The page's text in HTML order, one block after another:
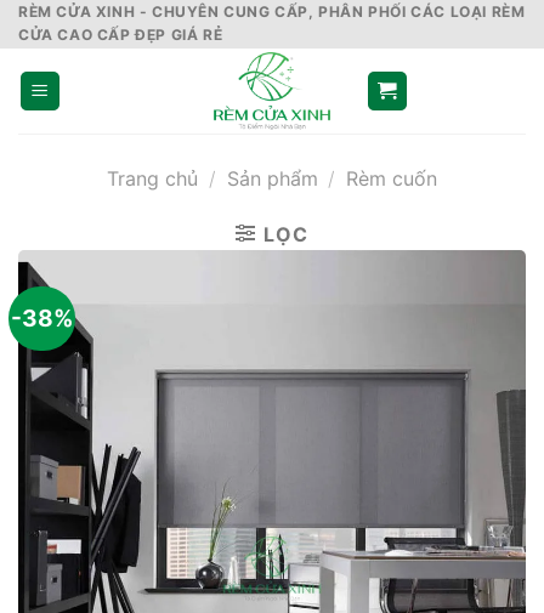
Skip
to
content
RÈM CỬA XINH - CHUYÊN CUNG CẤP, PHÂN PHỐI CÁC LOẠI RÈM
CỬA CAO CẤP ĐẸP GIÁ RẺ
Trang chủ / Sản phẩm / Rèm cuốn
LỌC
-38%